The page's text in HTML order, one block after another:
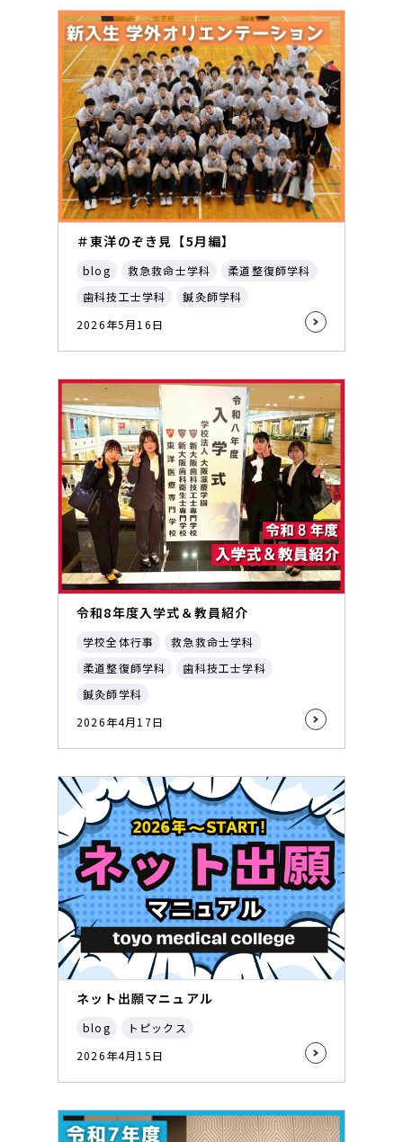
＃東洋のぞき見【5月編】
blog 救急救命士学科
柔道整復師学科
歯科技工士学科
鍼灸師学科
2026年5月16日
令和8年度入学式＆教員紹介
学校全体行事
救急救命士学科
柔道整復師学科
歯科技工士学科
鍼灸師学科
2026年4月17日
ネット出願マニュアル
blog
トピックス
2026年4月15日